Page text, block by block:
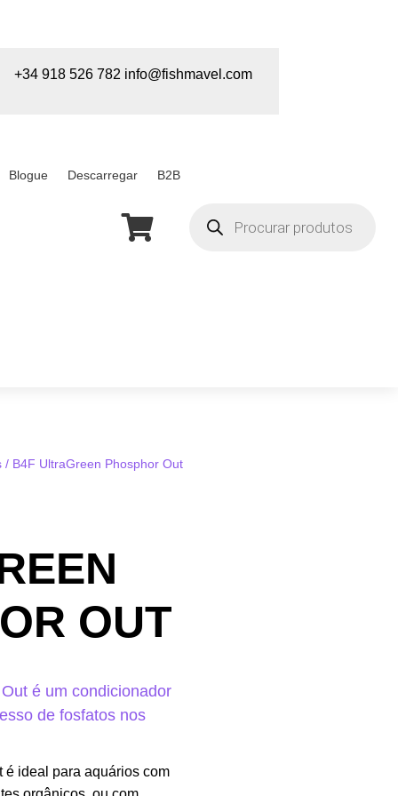
+34 918 526 782 info@fishmavel.com
Blogue Descarregar B2B

produtos
/ B4F UltraGreen Phosphor Out
OUT
é um condicionador
de fosfatos nos
é ideal para aquários com